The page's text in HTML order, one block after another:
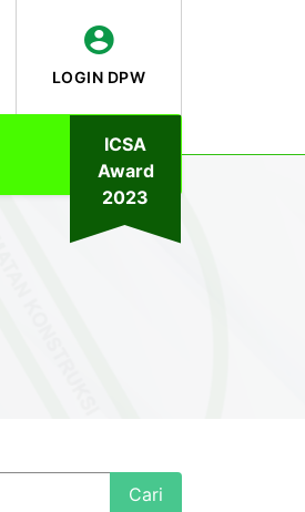
LOGIN DPW
ICSA
Award
2023
Cari